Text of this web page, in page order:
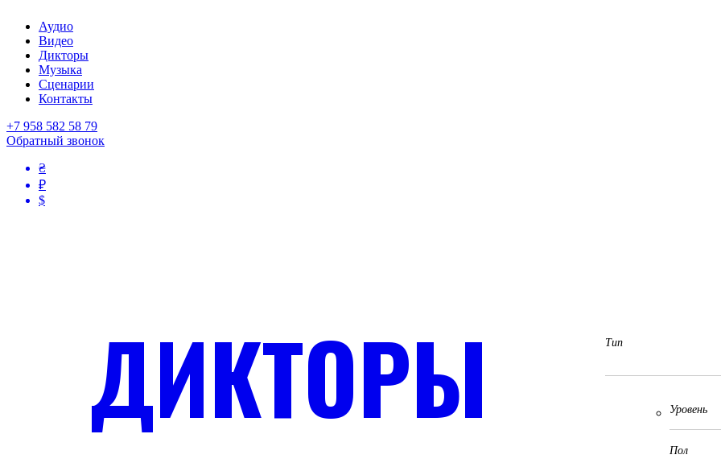
Аудио
Видео
Дикторы
Музыка
Сценарии
Контакты
+7 958 582 58 79
Обратный звонок
₴
₽
$
ДИКТОРЫ